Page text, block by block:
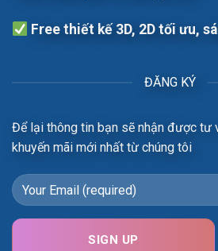
Free t hiết kế 3D, 2D tối ưu,
ĐĂNG KÝ
Để lại thông tin bạn sẽ nhận được tư
khuyến mãi mới nhất từ chúng tôi